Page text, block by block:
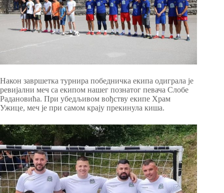
Након завршетка турнира победничка екипа одиграла је
ревијални меч са екипом нашег познатог певача Слобе
Радановића. При убедљивом вођству екипе Храм
Ужице, меч је при самом крају прекинула киша.